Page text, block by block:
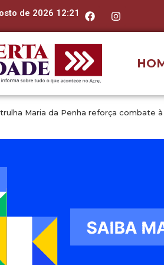
de 2026 12:21
Maria da Penha reforça combate